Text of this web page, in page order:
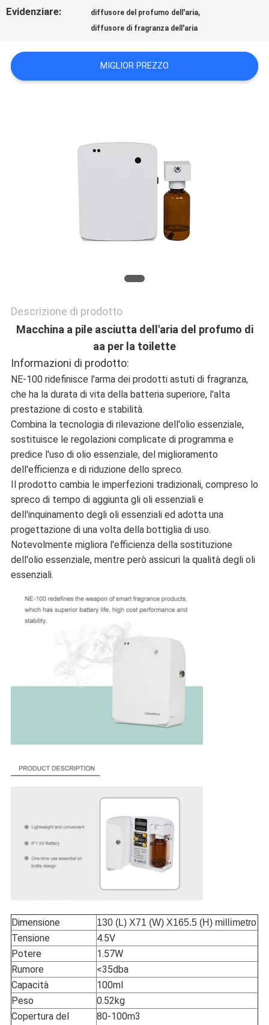
Evidenziare: diffusore del profumo dell'aria,
diffusore di fragranza dell'aria
MIGLIOR PREZZO
Descrizione di prodotto
Macchina a pile asciutta dell'aria del profumo di
aa per la toilette
Informazioni di prodotto:
NE-100 ridefinisce l'arma dei prodotti astuti di fragranza,
che ha la durata di vita della batteria superiore, l'alta
prestazione di costo e stabilità.
Combina la tecnologia di rilevazione dell'olio essenziale,
sostituisce le regolazioni complicate di programma e
predice l'uso di olio essenziale, del miglioramento
dell'efficienza e di riduzione dello spreco.
Il prodotto cambia le imperfezioni tradizionali, compreso lo
spreco di tempo di aggiunta gli oli essenziali e
dell'inquinamento degli oli essenziali ed adotta una
progettazione di una volta della bottiglia di uso.
Notevolmente migliora l'efficienza della sostituzione
dell'olio essenziale, mentre però assicuri la qualità degli oli
essenziali.
Dimensione 130 (L) X71 (W) X165.5 (H) millimetro
Tensione
4.5V
Potere
1.57W
Rumore
<35dba
Capacità
100ml
Peso
0.52kg
Copertura del
80-100m3